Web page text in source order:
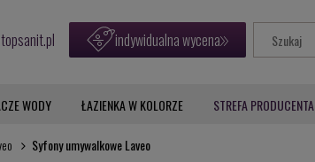
indywidualna wycena
WODY ŁAZIENKA W KOLORZE STREFA PRODUCENTA
Syfony umywalkowe Laveo